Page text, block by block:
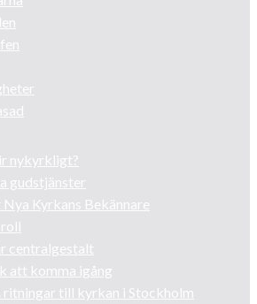
nykyrkligt?
gudstjänster
Nya Kyrkans Bekännare
centralgestalt
att komma igång
ritningar till kyrkan i Stockholm